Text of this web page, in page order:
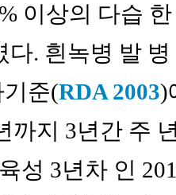
이상의 다습
. 흰녹병 발
준(RDA 2003)
까지 3년간 주
성 3년차 인